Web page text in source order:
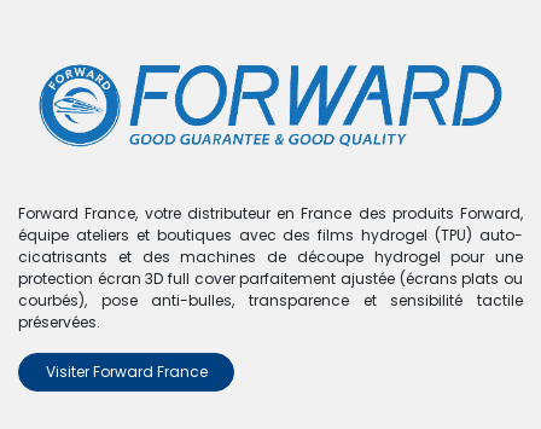
Boutique 0 articles trouvés.
Nous n'avons trouvé aucun
produit !
Aucun produit défini dans la catégorie View 3 Pro.
Forward France, votre distributeur en France des produits Forward,
équipe ateliers et boutiques avec des films hydrogel (TPU) auto-
cicatrisants et des machines de découpe hydrogel pour une
protection écran 3D full cover parfaitement ajustée (écrans plats ou
courbés), pose anti-bulles, transparence et sensibilité tactile
préservées.
Visiter Forward France